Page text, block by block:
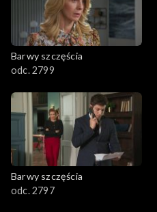
Barwy szczęścia
odc. 2799
Barwy szczęścia
odc. 2797